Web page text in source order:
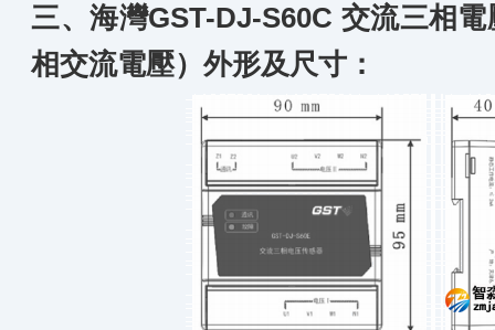
三、海灣GST-DJ-S60C 交流三相
相交流電壓） 外形及尺寸：